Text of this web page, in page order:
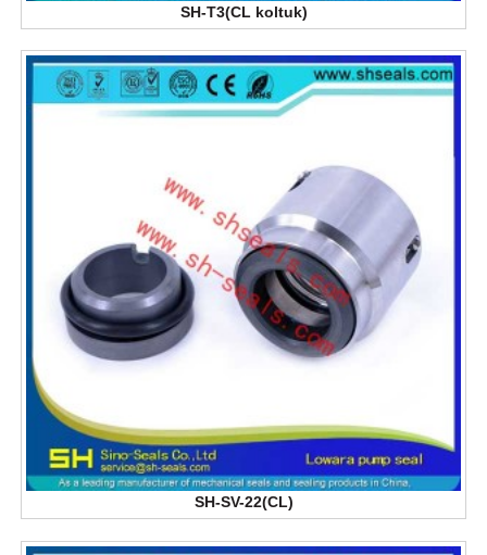
SH-T3(CL koltuk)
SH-SV-22(CL)